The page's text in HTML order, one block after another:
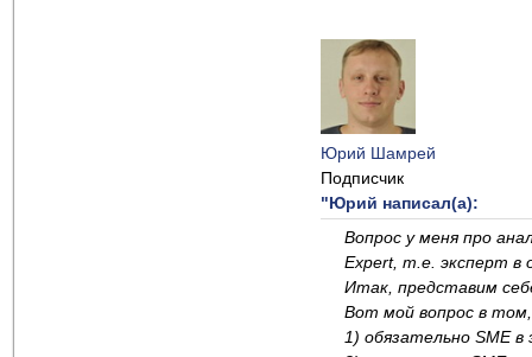
Юрий Шамрей
Подписчик
"Юрий написал(а):
Вопрос у меня про
Expert, т.е. эксперт в
Итак, представим
Вот мой вопрос в том,
1) обязательно SME